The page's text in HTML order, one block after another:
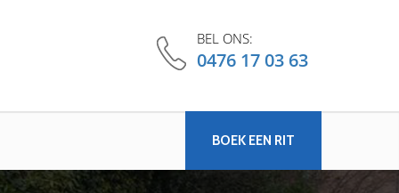
BEL ONS:
0476 17 03 63
BOEK EEN RIT